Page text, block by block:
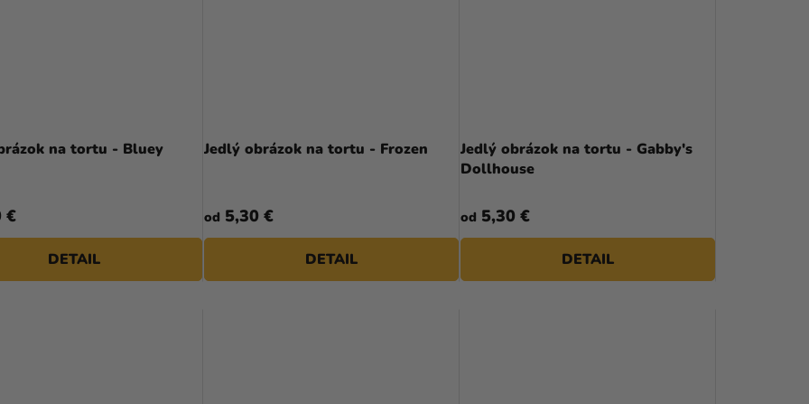
na tortu - Bluey
€
DETAIL
Jedlý obrázok na tortu - Frozen
od 5,30 €
DETAIL
Jedlý obrázok na tortu - Gabby's
Dollhouse
od 5,30 €
DETAIL